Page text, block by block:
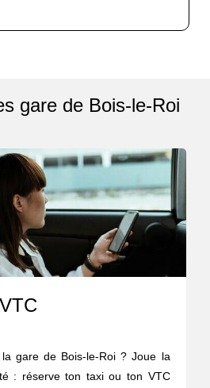
gare de Bois-le-Roi
gare de Bois-le-Roi ? Joue la
: réserve ton taxi ou ton VTC